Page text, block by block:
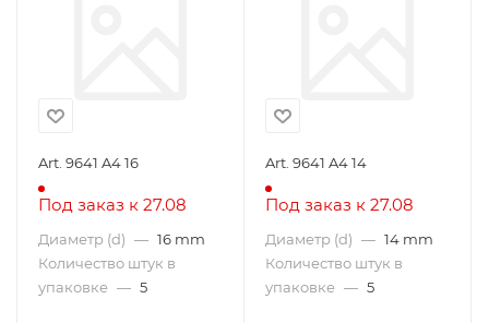
Art. 9641 A4 16
Под заказ к 27.08
Диаметр (d) — 16 mm
Количество штук в
упаковке — 5
Art. 9641 A4 14
Под заказ к 27.08
Диаметр (d) — 14 mm
Количество штук в
упаковке — 5